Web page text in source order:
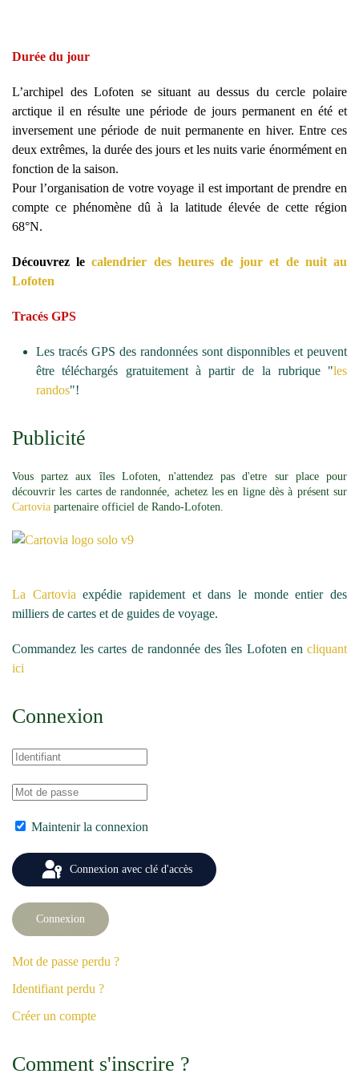
Durée du jour
L’archipel des Lofoten se situant au dessus du cercle polaire
arctique il en résulte une période de jours permanent en été et
inversement une période de nuit permanente en hiver. Entre ces
deux extrêmes, la durée des jours et les nuits varie énormément en
fonction de la saison.
Pour l’organisation de votre voyage il est important de prendre en
compte ce phénomène dû à la latitude élevée de cette région
68°N.
Découvrez lecalendrier des heures de jour et de nuit au
Lofoten
Tracés GPS
Les tracés GPS des randonnées sont disponnibles et peuvent
être téléchargés gratuitement à partir de la rubrique "les
randos"!
Publicité
Vous partez aux îles Lofoten, n'attendez pas d'etre sur place pour
découvrir les cartes de randonnée, achetez les en ligne dès à présent sur
Cartovia partenaire officiel de Rando-Lofoten.
La Cartovia expédie rapidement et dans le monde entier des
milliers de cartes et de guides de voyage.
Commandez les cartes de randonnée des îles Lofoten en cliquant
ici
Connexion
Maintenir la connexion
Connexion avec clé d'accès
Connexion
Mot de passe perdu ?
Identifiant perdu ?
Créer un compte
Comment s'inscrire ?